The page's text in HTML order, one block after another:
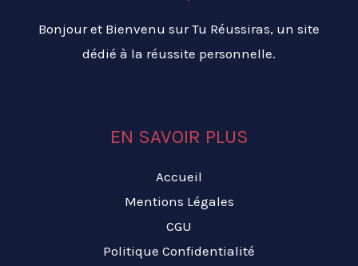
Bonjour et Bienvenu sur Tu Réussiras, un site
dédié à la réussite personnelle.
EN SAVOIR PLUS
Accueil
Mentions Légales
CGU
Politique Confidentialité